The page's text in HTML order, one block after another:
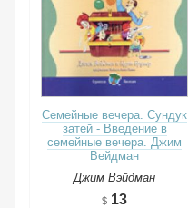
Семейные вечера. Сундук
затей - Введение в
семейные вечера. Джим
Вейдман
Джим Вэйдман
13